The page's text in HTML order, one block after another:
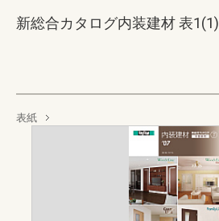
新総合カタログ内装建材 表1(1)
表紙